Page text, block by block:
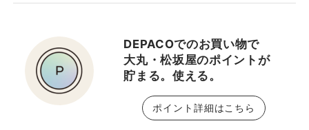
DEPACOでのお買い物で
大丸・松坂屋のポイントが
貯まる。使える。
ポイント詳細はこちら